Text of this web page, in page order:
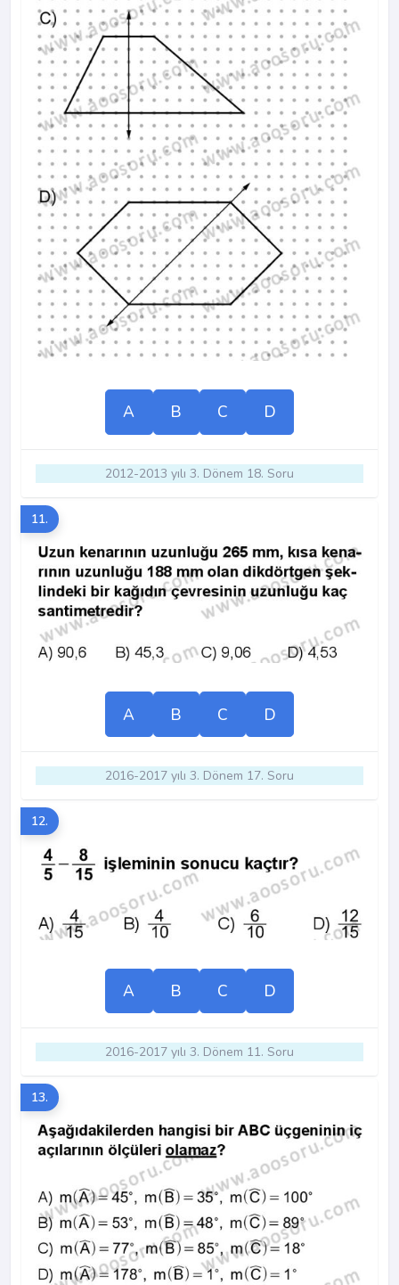
A B C D
2012-2013 yılı 3. Dönem 18. Soru
11.
A B C D
2016-2017 yılı 3. Dönem 17. Soru
12.
A B C D
2016-2017 yılı 3. Dönem 11. Soru
13.